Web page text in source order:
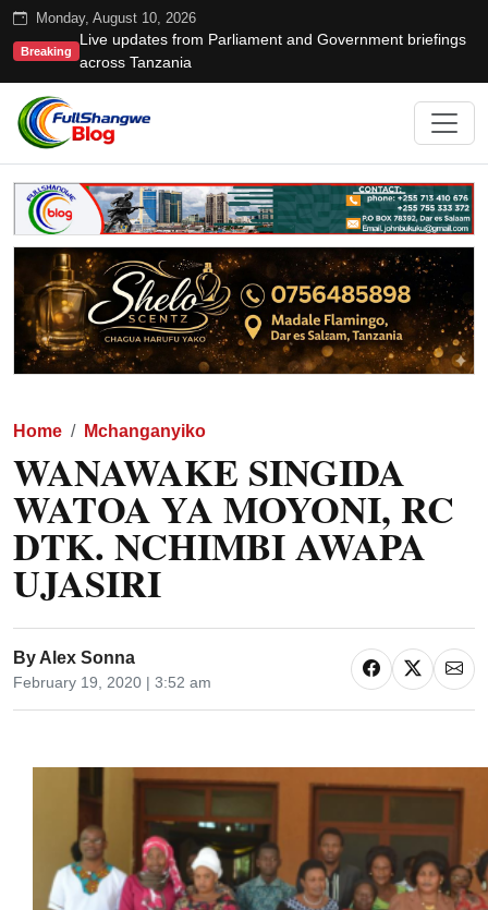
Monday, August 10, 2026
Breaking
Live updates from Parliament and Government briefings
across Tanzania
Home Mchanganyiko
WANAWAKE SINGIDA
WATOA YA MOYONI, RC
DTK. NCHIMBI AWAPA
UJASIRI
By Alex Sonna
February 19, 2020 | 3:52 am